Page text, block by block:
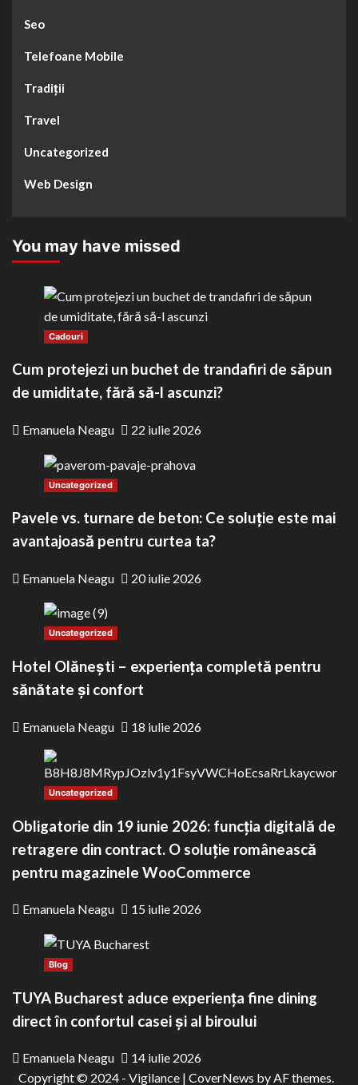
Seo
Telefoane Mobile
Tradiții
Travel
Uncategorized
Web Design
You may have missed
Cadouri
Cum protejezi un buchet de trandafiri de săpun
de umiditate, fără să-l ascunzi?
Emanuela Neagu 22 iulie 2026
Uncategorized
Pavele vs. turnare de beton: Ce soluție este mai
avantajoasă pentru curtea ta?
Emanuela Neagu 20 iulie 2026
Uncategorized
Hotel Olănești – experiența completă pentru
sănătate și confort
Emanuela Neagu 18 iulie 2026
Uncategorized
Obligatorie din 19 iunie 2026: funcția digitală de
retragere din contract. O soluție românească
pentru magazinele WooCommerce
Emanuela Neagu 15 iulie 2026
Blog
TUYA Bucharest aduce experiența fine dining
direct în confortul casei și al biroului
Emanuela Neagu
14 iulie 2026
Copyright © 2024 - Vigilance | CoverNews by AF themes.